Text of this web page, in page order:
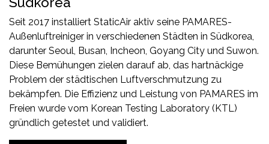
Seit 2017 installiert StaticAir aktiv seine PAMARES-
Außenluftreiniger in verschiedenen Städten in Südkorea,
darunter Seoul, Busan, Incheon, Goyang City und Suwon.
Diese Bemühungen zielen darauf ab, das hartnäckige
Problem der städtischen Luftverschmutzung zu
bekämpfen. Die Effizienz und Leistung von PAMARES im
Freien wurde vom Korean Testing Laboratory (KTL)
gründlich getestet und validiert.